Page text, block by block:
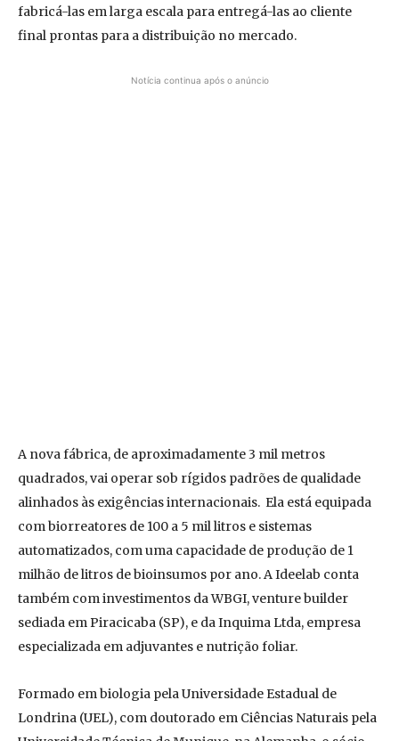
fabricá-las em larga escala para entregá-las ao cliente
final prontas para a distribuição no mercado.
Notícia continua após o anúncio
A nova fábrica, de aproximadamente 3 mil metros
quadrados, vai operar sob rígidos padrões de qualidade
alinhados às exigências internacionais. Ela está equipada
com biorreatores de 100 a 5 mil litros e sistemas
automatizados, com uma capacidade de produção de 1
milhão de litros de bioinsumos por ano. A Ideelab conta
também com investimentos da WBGI, venture builder
sediada em Piracicaba (SP), e da Inquima Ltda, empresa
especializada em adjuvantes e nutrição foliar.
Formado em biologia pela Universidade Estadual de
Londrina (UEL), com doutorado em Ciências Naturais pela